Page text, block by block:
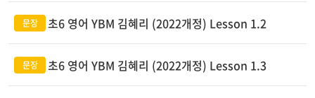
초6 영어 YBM 김혜리 (2022개정) Lesson 1.2
초6 영어 YBM 김혜리 (2022개정) Lesson 1.3